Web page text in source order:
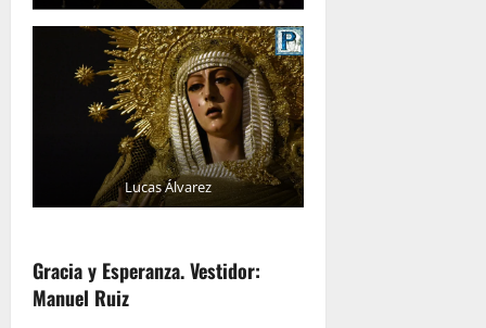
Lucas Álvarez
Gracia y Esperanza. Vestidor:
Manuel Ruiz